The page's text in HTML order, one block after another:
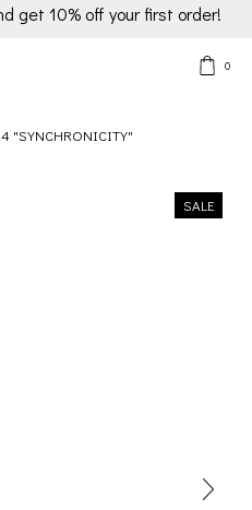
get 10% off your first order!
0
"SYNCHRONICITY"
SALE